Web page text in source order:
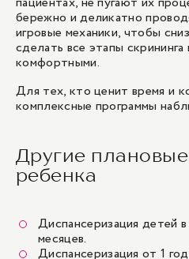
бережно и деликатно
игровые механики, чтобы
сделать все этапы скрининга
комфортными.
Для тех, кто ценит время и
комплексные программы
Другие
ребенка
Диспансеризация детей
месяцев.
Диспансеризация от 1